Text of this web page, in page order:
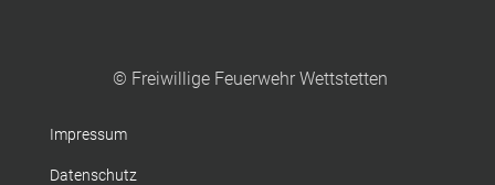
© Freiwillige Feuerwehr Wettstetten
Impressum
Datenschutz